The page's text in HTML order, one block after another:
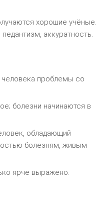
хорошие учёные.
аккуратность.
проблемы со
болезни начинаются в
обладающий
болезням, живым
ярче выражено.